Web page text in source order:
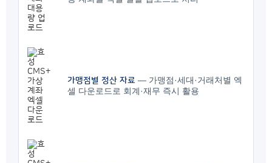
가맹점별 정산 자료 — 가맹점·세대·거래처별 엑
셀 다운로드로 회계·재무 즉시 활용